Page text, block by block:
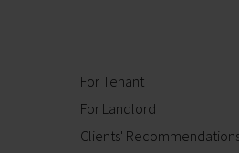
For Tenant
For Landlord
Clients'